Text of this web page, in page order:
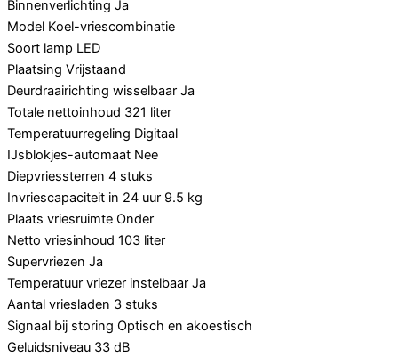
Binnenverlichting Ja
Model Koel-vriescombinatie
Soort lamp LED
Plaatsing Vrijstaand
Deurdraairichting wisselbaar Ja
Totale nettoinhoud 321 liter
Temperatuurregeling Digitaal
IJsblokjes-automaat Nee
Diepvriessterren 4 stuks
Invriescapaciteit in 24 uur 9.5 kg
Plaats vriesruimte Onder
Netto vriesinhoud 103 liter
Supervriezen Ja
Temperatuur vriezer instelbaar Ja
Aantal vriesladen 3 stuks
Signaal bij storing Optisch en akoestisch
Geluidsniveau 33 dB